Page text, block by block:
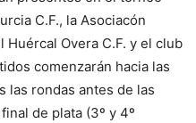
C.F., la Asociacón
Overa C.F. y el club
comenzarán hacia las
las rondas antes de las
de plata (3º y 4º